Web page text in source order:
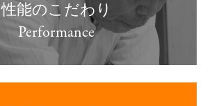
性能のこだわり
Performance